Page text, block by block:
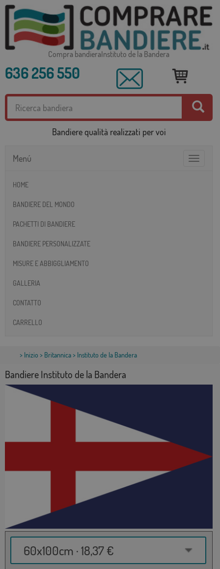
Compra bandieraInstituto de la Bandera
636 256 550
Bandiere qualità realizzati per voi
Toggle
Menú
HOME
BANDIERE DEL MONDO
PACHETTI DI BANDIERE
BANDIERE PERSONALIZZATE
MISURE E ABBIGGLIAMENTO
GALLERIA
CONTATTO
CARRELLO
> Inizio > Britannica> Instituto de la Bandera
Bandiere Instituto de la Bandera
60x100cm · 18,37 €